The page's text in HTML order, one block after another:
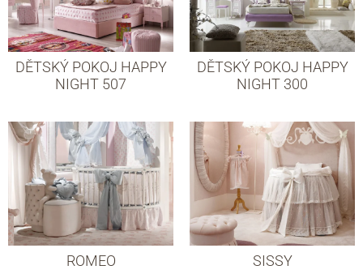
DĚTSKÝ POKOJ HAPPY
NIGHT 507
DĚTSKÝ POKOJ HAPPY
NIGHT 300
ROMEO SISSY